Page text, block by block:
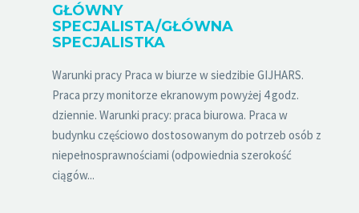
GŁÓWNY
SPECJALISTA/GŁÓWNA
SPECJALISTKA
Warunki pracy Praca w biurze w siedzibie GIJHARS.
Praca przy monitorze ekranowym powyżej 4 godz.
dziennie. Warunki pracy: praca biurowa. Praca w
budynku częściowo dostosowanym do potrzeb osób z
niepełnosprawnościami (odpowiednia szerokość
ciągów...